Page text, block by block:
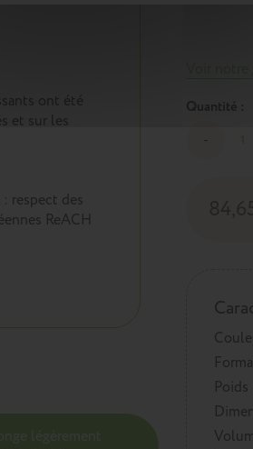
Quantité :
Poids
ont été
et sur les
respect des
ReACH